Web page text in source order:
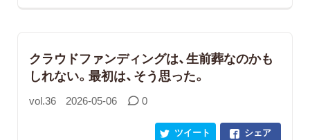
クラウドファンディングは、生前葬なのかも
しれない。最初は、そう思った。
vol.36 2026-05-06 0
シェア
ツイート